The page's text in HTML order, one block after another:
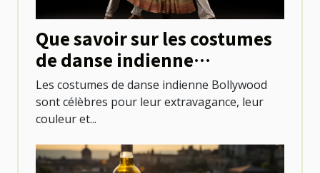
Que savoir sur les costumes
de danse indienne
Bollywood ?
Les costumes de danse indienne Bollywood
sont célèbres pour leur extravagance, leur
couleur et...